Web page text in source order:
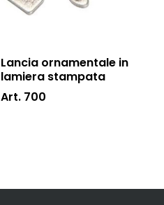
Lancia ornamentale in
lamiera stampata
Art. 700